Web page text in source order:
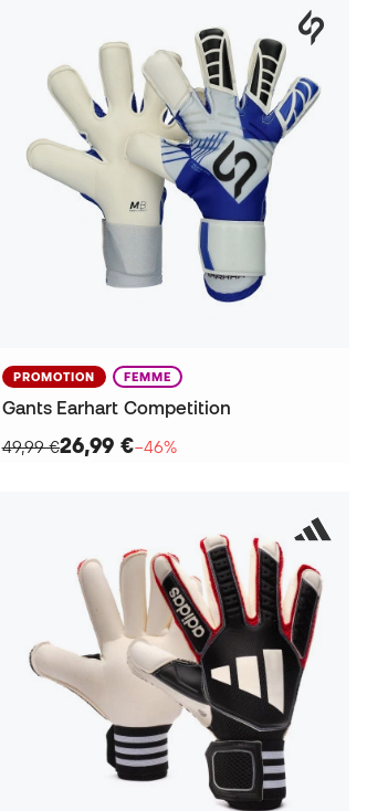
PROMOTION FEMME
Gants Earhart Competition
49,99 €26,99 €−46%